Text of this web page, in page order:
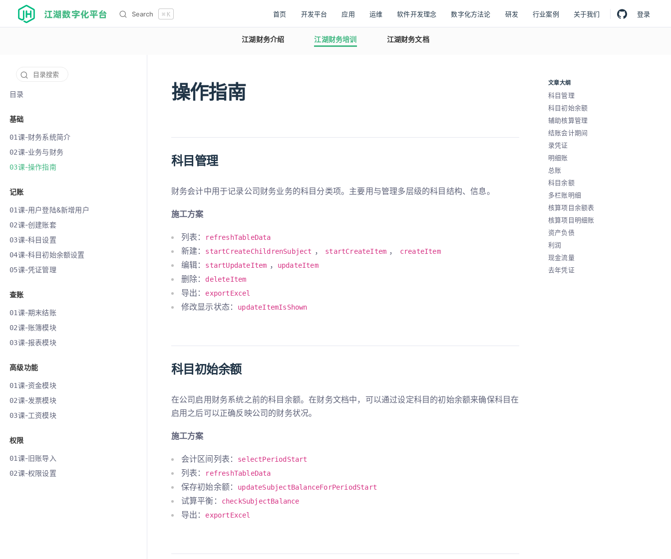
江湖数字化平台 Search ⌘ K 首页 开发平台 应用 运维 软件开发理念 数字化方法论 研发 行业案例 关于我们 登录
江湖财务介绍 江湖财务培训 江湖财务文档
目录搜索
目录
基础
01课-财务系统简介
02课-业务与财务
03课-操作指南
记账
01课-用户登陆&新增用户
02课-创建账套
03课-科目设置
04课-科目初始余额设置
05课-凭证管理
查账
01课-期末结账
02课-账簿模块
03课-报表模块
高级功能
01课-资金模块
02课-发票模块
03课-工资模块
权限
01课-旧账导入
02课-权限设置
操作指南
12078
科目管理
财务会计中用于记录公司财务业务的科目分类项。主要用与管理多层级的科目结构、信息。
施工方案
列表： refreshTableData
新建： startCreateChildrenSubject ， startCreateItem ， createItem
编辑： startUpdateItem ， updateItem
删除： deleteItem
导出： exportExcel
修改显示状态： updateItemIsShown
科目初始余额
在公司启用财务系统之前的科目余额。在财务文档中，可以通过设定科目的初始余额来确保科目在
启用之后可以正确反映公司的财务状况。
施工方案
会计区间列表： selectPeriodStart
列表： refreshTableData
保存初始余额： updateSubjectBalanceForPeriodStart
试算平衡： checkSubjectBalance
导出： exportExcel
文章大纲
科目管理
科目初始余额
辅助核算管理
结账会计期间
录凭证
明细账
总账
科目余额
多栏账明细
核算项目余额表
核算项目明细账
资产负债
利润
现金流量
去年凭证